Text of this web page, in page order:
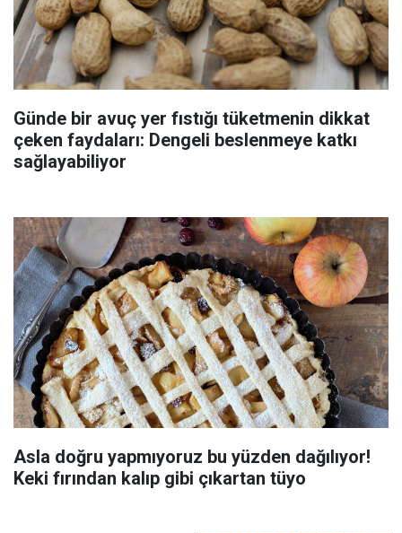
Günde bir avuç yer fıstığı tüketmenin dikkat
çeken faydaları: Dengeli beslenmeye katkı
sağlayabiliyor
Asla doğru yapmıyoruz bu yüzden dağılıyor!
Keki fırından kalıp gibi çıkartan tüyo